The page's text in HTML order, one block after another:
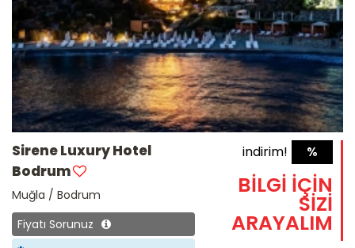
Sirene Luxury Hotel
Bodrum
Muğla / Bodrum
Fiyatı Sorunuz
%
indirim!
BİLGİ İÇİN
SİZİ
ARAYALIM